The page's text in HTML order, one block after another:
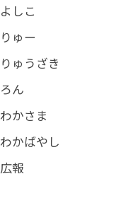
よしこ
りゅー
りゅうざき
ろん
わかさま
わかばやし
広報